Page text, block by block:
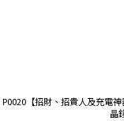
P0020【招財、招貴人及充電
晶